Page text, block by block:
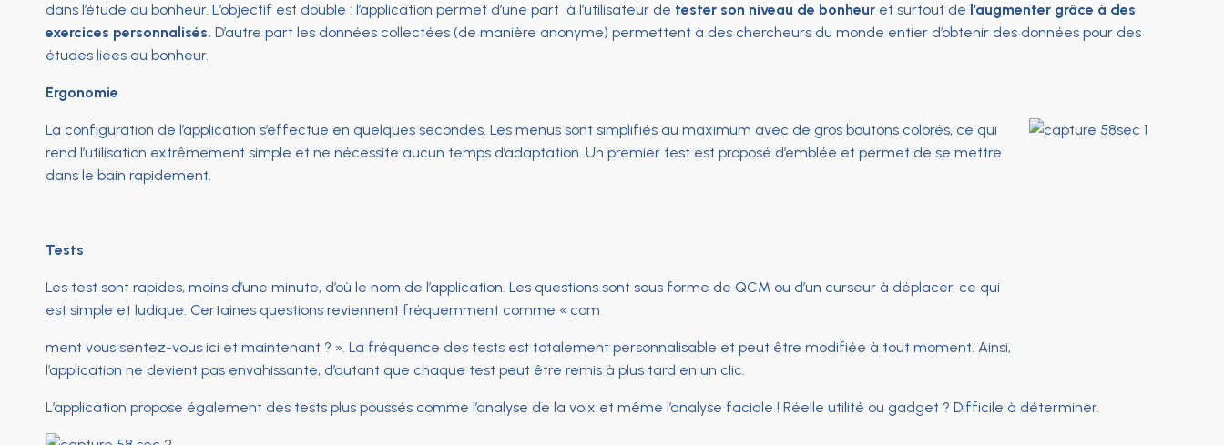
dans l’étude du bonheur. L’objectif est double : l’application permet d’une part à l’utilisateur de tester son niveau de bonheur et surtout de l’augmenter grâce à des
exercices personnalisés. D’autre part les données collectées (de manière anonyme) permettent à des chercheurs du monde entier d’obtenir des données pour des
études liées au bonheur.
Ergonomie
La configuration de l’application s’effectue en quelques secondes. Les menus sont simplifiés au maximum avec de gros boutons colorés, ce qui
rend l’utilisation extrêmement simple et ne nécessite aucun temps d’adaptation. Un premier test est proposé d’emblée et permet de se mettre
dans le bain rapidement.
Tests
Les test sont rapides, moins d’une minute, d’où le nom de l’application. Les questions sont sous forme de QCM ou d’un curseur à déplacer, ce qui
est simple et ludique. Certaines questions reviennent fréquemment comme « com
ment vous sentez-vous ici et maintenant ? ». La fréquence des tests est totalement personnalisable et peut être modifiée à tout moment. Ainsi,
l’application ne devient pas envahissante, d’autant que chaque test peut être remis à plus tard en un clic.
L’application propose également des tests plus poussés comme l’analyse de la voix et même l’analyse faciale ! Réelle utilité ou gadget ? Difficile à déterminer.